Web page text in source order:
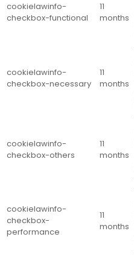
cookielawinfo-
checkbox-functional
11
months
cookielawinfo-
checkbox-necessary
11
months
cookielawinfo-
checkbox-others
11
months
cookielawinfo-
checkbox-
performance
11
months